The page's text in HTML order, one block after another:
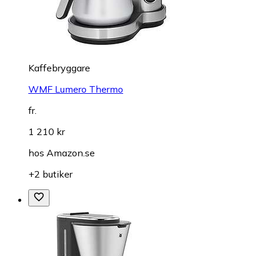
Kaffebryggare
WMF Lumero Thermo
fr.
1 210 kr
hos Amazon.se
+2 butiker